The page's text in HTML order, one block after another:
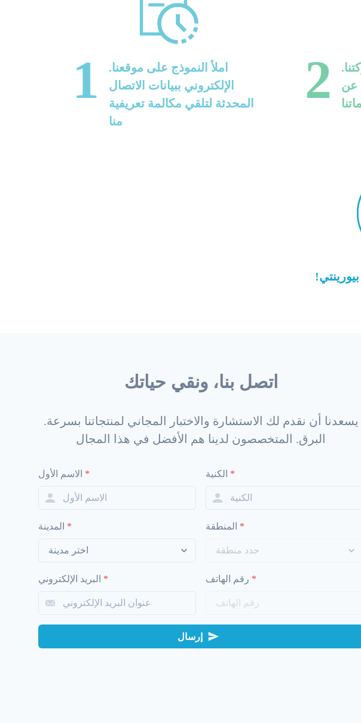
1
.املأ النموذج على موقعنا
الإلكتروني ببيانات الاتصال
المحدثة لتلقي مكالمة تعريفية
منا
2
.قابل فريقنا لتتعرف على شركتنا
عن
اتصل بنا، ونقي حياتك
.يسعدنا أن نقدم لك الاستشارة والاختبار المجاني لمنتجاتنا بسرعة
البرق. المتخصصون لدينا هم الأفضل في هذا المجال
الاسم الأول * الكنية *
المدينة * المنطقة *
البريد الإلكتروني * رقم الهاتف *
إرسال